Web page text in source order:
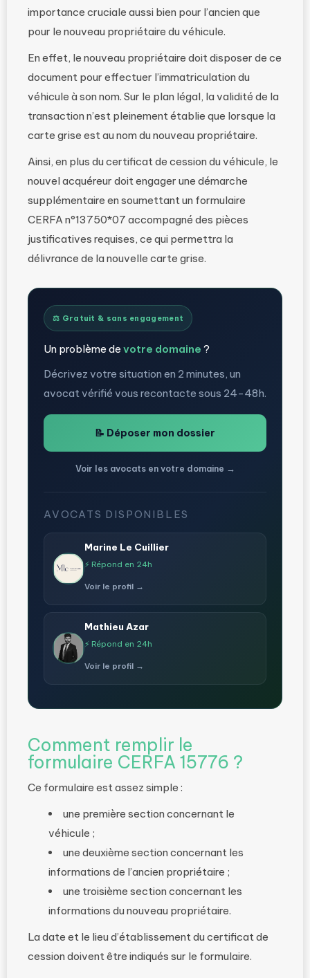
importance cruciale aussi bien pour l’ancien que
pour le nouveau propriétaire du véhicule.
En effet, le nouveau propriétaire doit disposer de ce
document pour effectuer l’immatriculation du
véhicule à son nom. Sur le plan légal, la validité de la
transaction n’est pleinement établie que lorsque la
carte grise est au nom du nouveau propriétaire.
Ainsi, en plus du certificat de cession du véhicule, le
nouvel acquéreur doit engager une démarche
supplémentaire en soumettant un formulaire
CERFA n°13750*07 accompagné des pièces
justificatives requises, ce qui permettra la
délivrance de la nouvelle carte grise.
⚖️ Gratuit & sans engagement
Un problème de votre domaine ?
Décrivez votre situation en 2 minutes, un
avocat vérifié vous recontacte sous 24-48h.
📝 Déposer mon dossier
Voir les avocats en votre domaine →
AVOCATS DISPONIBLES
Marine Le Cuillier
⚡ Répond en 24h
Voir le profil →
Mathieu Azar
⚡ Répond en 24h
Voir le profil →
Comment remplir le
formulaire CERFA 15776 ?
Ce formulaire est assez simple :
une première section concernant le
véhicule ;
une deuxième section concernant les
informations de l’ancien propriétaire ;
une troisième section concernant les
informations du nouveau propriétaire.
La date et le lieu d’établissement du certificat de
cession doivent être indiqués sur le formulaire.